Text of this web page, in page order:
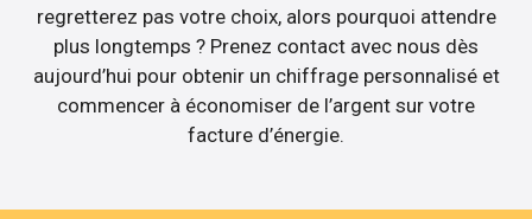
regretterez pas votre choix, alors pourquoi attendre
plus longtemps ? Prenez contact avec nous dès
aujourd’hui pour obtenir un chiffrage personnalisé et
commencer à économiser de l’argent sur votre
facture d’énergie.